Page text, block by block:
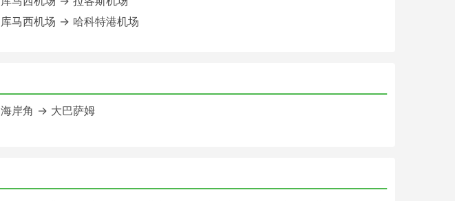
库马西机场 → 哈科特港机场
海岸角 → 大巴萨姆